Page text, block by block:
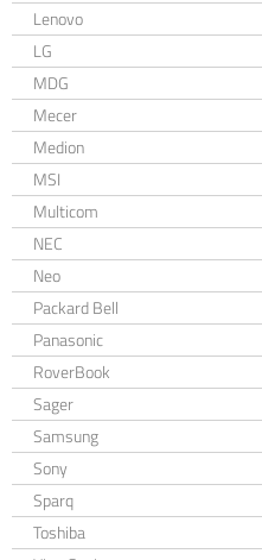
Lenovo
LG
MDG
Mecer
Medion
MSI
Multicom
NEC
Neo
Packard Bell
Panasonic
RoverBook
Sager
Samsung
Sony
Sparq
Toshiba